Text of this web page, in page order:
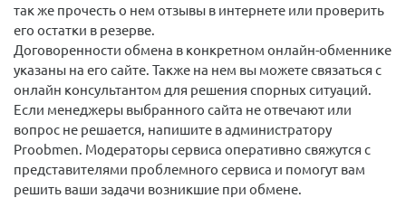
так же прочесть о нем отзывы в интернете или проверить
его остатки в резерве.
Договоренности обмена в конкретном онлайн-обменнике
указаны на его сайте. Также на нем вы можете связаться с
онлайн консультантом для решения спорных ситуаций.
Если менеджеры выбранного сайта не отвечают или
вопрос не решается, напишите в администратору
Proobmen. Модераторы сервиса оперативно свяжутся с
представителями проблемного сервиса и помогут вам
решить ваши задачи возникшие при обмене.